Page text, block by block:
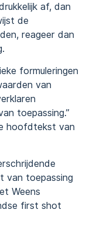
af, dan
de
reageer dan
formuleringen
van
toepassing.”
hoofdtekst van
van toepassing
Weens
first shot